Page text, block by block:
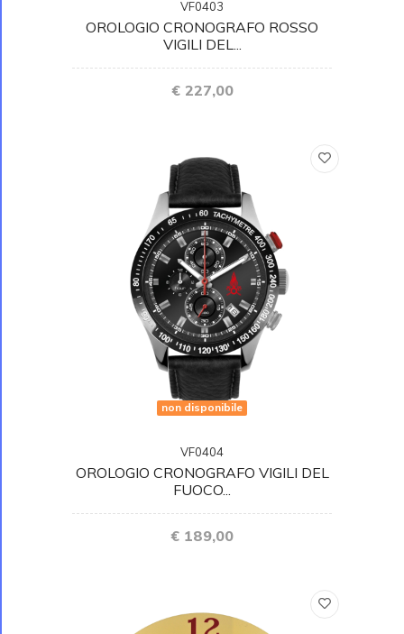
VF0403
OROLOGIO CRONOGRAFO ROSSO
VIGILI DEL...
€ 227,00
non disponibile
VF0404
OROLOGIO CRONOGRAFO VIGILI DEL
FUOCO...
€ 189,00